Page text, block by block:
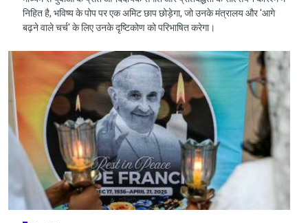
निहित है, भविष्य के पोप पर एक अमिट छाप छोड़ेगा, जो उनके मंत्रालय और 'आगे
बढ़ने वाले चर्च' के लिए उनके दृष्टिकोण को परिभाषित करेगा।